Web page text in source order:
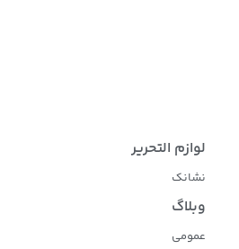
لوازم التحریر
نشانک
وبلاگ
عمومی